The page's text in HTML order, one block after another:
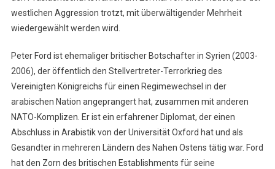
westlichen Aggression trotzt, mit überwältigender Mehrheit
wiedergewählt werden wird.
Peter Ford ist ehemaliger britischer Botschafter in Syrien (2003-
2006), der öffentlich den Stellvertreter-Terrorkrieg des
Vereinigten Königreichs für einen Regimewechsel in der
arabischen Nation angeprangert hat, zusammen mit anderen
NATO-Komplizen. Er ist ein erfahrener Diplomat, der einen
Abschluss in Arabistik von der Universität Oxford hat und als
Gesandter in mehreren Ländern des Nahen Ostens tätig war. Ford
hat den Zorn des britischen Establishments für seine